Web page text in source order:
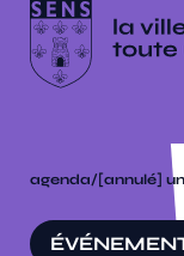
agenda/[annulé]